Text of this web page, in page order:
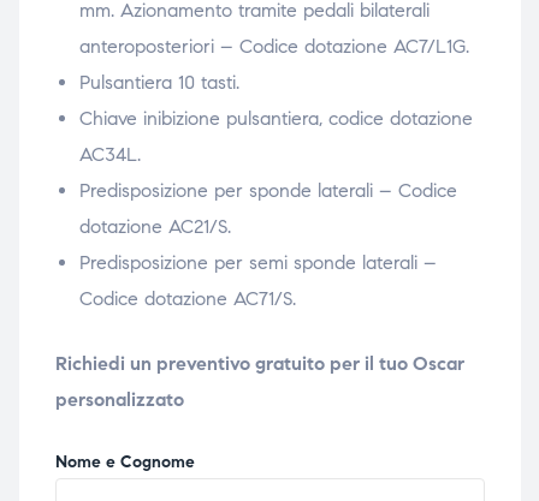
mm. Azionamento tramite pedali bilaterali
anteroposteriori – Codice dotazione AC7/L1G.
Pulsantiera 10 tasti.
Chiave inibizione pulsantiera, codice dotazione
AC34L.
Predisposizione per sponde laterali – Codice
dotazione AC21/S.
Predisposizione per semi sponde laterali –
Codice dotazione AC71/S.
Richiedi un preventivo gratuito per il tuo Oscar
personalizzato
Nome e Cognome